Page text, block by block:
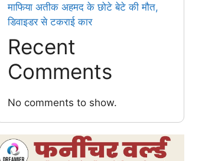
माफिया अतीक अहमद के छोटे बेटे की मौत,
डिवाइडर से टकराई कार
Recent
Comments
No comments to show.